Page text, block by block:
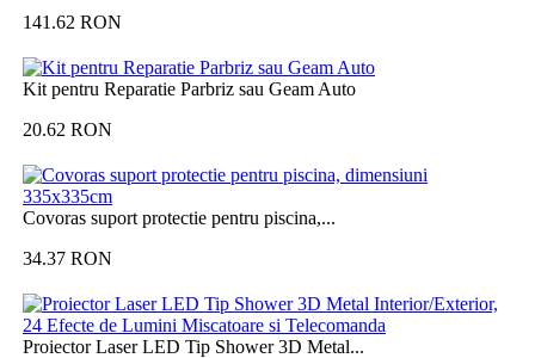
141.62 RON
Kit pentru Reparatie Parbriz sau Geam Auto
20.62 RON
Covoras suport protectie pentru piscina,...
34.37 RON
Proiector Laser LED Tip Shower 3D Metal...